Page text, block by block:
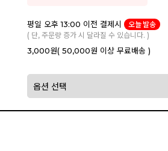
평일 오후 13:00 이전 결제시
오늘 발송
( 단, 주문량 증가 시 달라질 수 있습니다. )
3,000원( 50,000원 이상 무료배송 )